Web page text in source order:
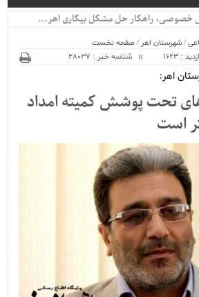
خصوصی، راهکار حل مشکل بیکاری اهر...
/شهرستان اهر /صفحه نخست
: 1623 شناسه خبر : 28037
اهر:
تحت پوشش کمیته امداد
است